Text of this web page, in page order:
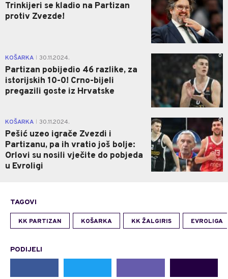
Trinkijeri se kladio na Partizan
protiv Zvezde!
KOŠARKA 30.11.2024.
Partizan pobijedio 46 razlike, za
istorijskih 10-0! Crno-bijeli
pregazili goste iz Hrvatske
0
KOŠARKA 30.11.2024.
Pešić uzeo igrače Zvezdi i
Partizanu, pa ih vratio još bolje:
Orlovi su nosili vječite do pobjeda
u Evroligi
0
TAGOVI
KK PARTIZAN KOŠARKA KK ŽALGIRIS EVROLIGA
PODIJELI